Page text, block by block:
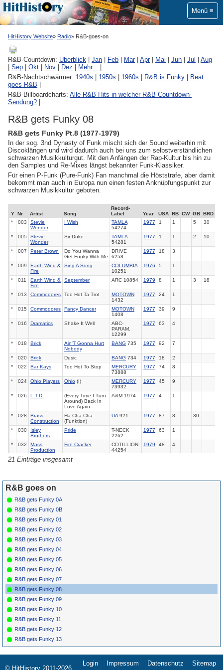
Menü
HitHistory Website Radio R&B-goes-on
R&B-Countdown: Überblick Jan Feb Mar| Apr| Mai Jun Jul
Aug
Sep Okt Nov Dez Mehr...
R&B-Nachtschwärmer: 1940s 1950s 1960s R&B is Funky
Beat
goes R&B
R&B-Billboardcharts: Alle R&B-Hits in welcher R&B-Countdown-
Sendung?
R&B gets Funky 08
R&B gets Funky Pt.8 (1977-1979)
In der sog. 3nd Dynasty of Funk mischt sich der Sound weiterhin mit
Discoklängen und wird dadurch auch bei uns zum selbstverständlichen
schwarzen Musikkulturgut. Mit den Anfängen der Rap-Kultur bis hin zu
den Samples und Re-Mixes längst bekannter Funk-Klassiker.
Für einen P-Funk (Pure-Funk) Fan manchmal die Höststrafe, aber damit
bekommt man auch in Europa nun einen festen Anknüpfungspunkt zur
schwarzen Musikkultur geboten.
Y Nr Artist Song
Record-
Label
Year USA RB CW GB BRD
*
003
Stevie
Wonder
I Wish
TAMLA
54274
1977 1 1 5 30
* 005
Stevie
Wonder
Sir Duke
TAMLA
54281
1977 1 1 2 10
* 007 Peter Brown
Do You Wanna
Get Funky With Me
DRIVE
6258
1977 18 3
* 009
Earth Wind &
Fire
Sing A Song
COLUMBIA
10251
1976 5 1
* 011
Earth Wind &
Fire
September ARC 10854 1979 8 1 3 18
* 013 Commodores Too Hot Ta Trot
MOTOWN
1432
1977 24 1
* 015 Commodores Fancy Dancer
MOTOWN
1408
1977 39 9
* 016 Dramatics Shake It Well
ABC-
PARAM.
12299
1977 63 4
* 018 Brick
Ain'T Gonna Hurt
Nobody
BANG 735 1977 92 7
* 020 Brick Dusic BANG 734 1977 18
2
*
022 Bar Kays Too Hot To Stop
MERCURY
73888
1977 74 8
* 024 Ohio Players Ohio (I)
MERCURY
73932
1977 45 9
* 026 L.T.D.
(Every Time I Turn
Around) Back In
Love Again
A&M 1974 1977 4 1
* 028
Brass
Construction
Ha Cha Cha
(Funktion)
UA 921 1977 87 8 30
* 030
Isley
Brothers
Pride
T-NECK
2262
1977 63 1
* 032
Mass
Production
Fire Cracker
COTILLION
44254
1979 48 4
* 034 Sylvers Hot Line
* 038
George
* 040
Earth Wind &
Fire
042 Gap Band
21 Einträge insgesamt
R&B goes on
R&B gets Funky 0A
R&B gets Funky 0B
R&B gets Funky 01
R&B gets Funky 02
R&B gets Funky 03
R&B gets Funky 04
R&B gets Funky 05
R&B gets Funky 06
R&B gets Funky 07
R&B gets Funky 08
R&B gets Funky 09
R&B gets Funky 10
R&B gets Funky 11
R&B gets Funky 12
R&B gets Funky 13
Navigation
Login Impressum Datenschutz Sitemap
© HitHistory 2011-2026